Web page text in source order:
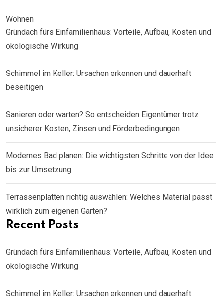
Wohnen
Gründach fürs Einfamilienhaus: Vorteile, Aufbau, Kosten und
ökologische Wirkung
Schimmel im Keller: Ursachen erkennen und dauerhaft
beseitigen
Sanieren oder warten? So entscheiden Eigentümer trotz
unsicherer Kosten, Zinsen und Förderbedingungen
Modernes Bad planen: Die wichtigsten Schritte von der Idee
bis zur Umsetzung
Terrassenplatten richtig auswählen: Welches Material passt
wirklich zum eigenen Garten?
Recent Posts
Gründach fürs Einfamilienhaus: Vorteile, Aufbau, Kosten und
ökologische Wirkung
Schimmel im Keller: Ursachen erkennen und dauerhaft